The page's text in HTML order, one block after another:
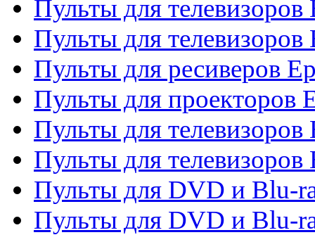
Пульты для телевизоров
Пульты для телевизоров
Пульты для ресиверов
Пульты для проекторов
Пульты для телевизоров
Пульты для телевизоров
Пульты для DVD и Blu-
Пульты для DVD и Blu-